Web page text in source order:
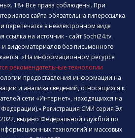
18+ Все права соблюдены. При
сайта обязательна гиперссылка
перепечатке в неэлектронном виде
ссылка на источник - сайт Sochi24.tv.
видеоматериалов без письменного
«На информационном ресурсе
рекомендательные технологии
предоставления информации на
и анализа сведений, относящихся к
сети «Интернет», находящихся на
Регистрация СМИ серия Эл
выдано Федеральной службой по
технологий и массовых